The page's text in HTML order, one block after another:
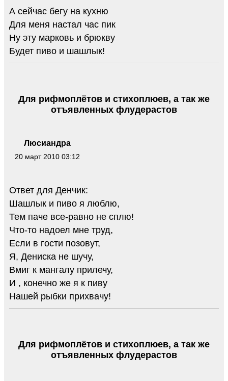
А сейчас бегу на кухню
Для меня настал час пик
Ну эту марковь и брюкву
Будет пиво и шашлык!
Люсиандра
20 март 2010 03:12
Для рифмоплётов и стихоплюев, а так же
отъявленных флудерастов
Ответ для Денчик:
Шашлык и пиво я люблю,
Тем паче все-равно не сплю!
Что-то надоел мне труд,
Если в гости позовут,
Я, Дениска не шучу,
Вмиг к мангалу прилечу,
И , конечно же я к пиву
Нашей рыбки прихвачу!
Для рифмоплётов и стихоплюев, а так же
отъявленных флудерастов